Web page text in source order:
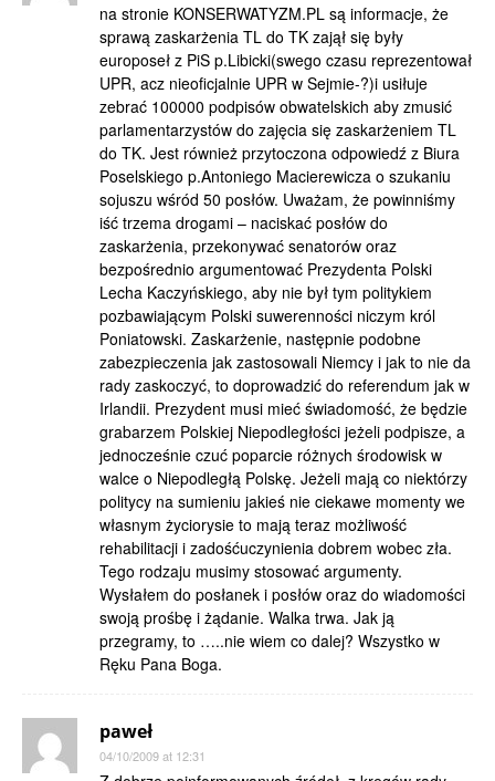
na stronie KONSERWATYZM.PL są informacje, że
sprawą zaskarżenia TL do TK zajął się były
europoseł z PiS p.Libicki(swego czasu reprezentował
UPR, acz nieoficjalnie UPR w Sejmie-?)i usiłuje
zebrać 100000 podpisów obwatelskich aby zmusić
parlamentarzystów do zajęcia się zaskarżeniem TL
do TK. Jest również przytoczona odpowiedź z Biura
Poselskiego p.Antoniego Macierewicza o szukaniu
sojuszu wśród 50 posłów. Uważam, że powinniśmy
iść trzema drogami – naciskać posłów do
zaskarżenia, przekonywać senatorów oraz
bezpośrednio argumentować Prezydenta Polski
Lecha Kaczyńskiego, aby nie był tym politykiem
pozbawiającym Polski suwerenności niczym król
Poniatowski. Zaskarżenie, następnie podobne
zabezpieczenia jak zastosowali Niemcy i jak to nie da
rady zaskoczyć, to doprowadzić do referendum jak w
Irlandii. Prezydent musi mieć świadomość, że będzie
grabarzem Polskiej Niepodległości jeżeli podpisze, a
jednocześnie czuć poparcie różnych środowisk w
walce o Niepodległą Polskę. Jeżeli mają co niektórzy
politycy na sumieniu jakieś nie ciekawe momenty we
własnym życiorysie to mają teraz możliwość
rehabilitacji i zadośćuczynienia dobrem wobec zła.
Tego rodzaju musimy stosować argumenty.
Wysłałem do posłanek i posłów oraz do wiadomości
swoją prośbę i żądanie. Walka trwa. Jak ją
przegramy, to …..nie wiem co dalej? Wszystko w
Ręku Pana Boga.
paweł
04/10/2009 at 12:31